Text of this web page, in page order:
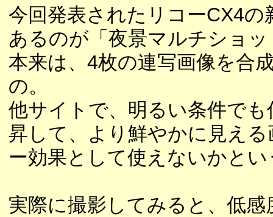
今回発表されたリコーCX4
あるのが「夜景マルチショッ
本来は、4枚の連写画像を合
の。
他サイトで、明るい条件で
昇して、より鮮やかに見え
ー効果として使えないかと
実際に撮影してみると、低